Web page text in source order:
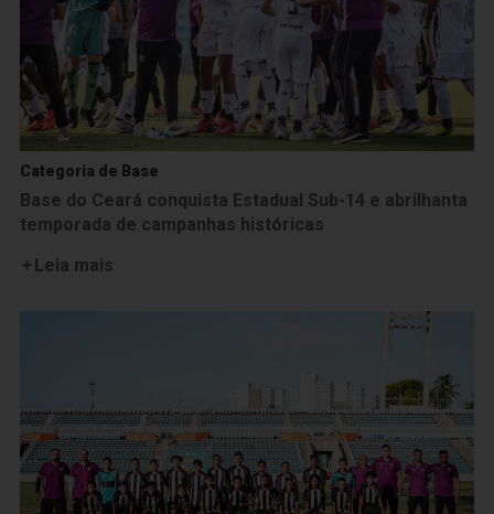
Categoria de Base
Base do Ceará conquista Estadual Sub-14 e abrilhanta
temporada de campanhas históricas
Leia mais